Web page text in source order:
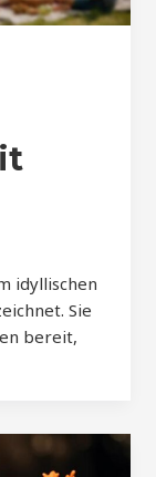
idyllischen
Sie
bereit,